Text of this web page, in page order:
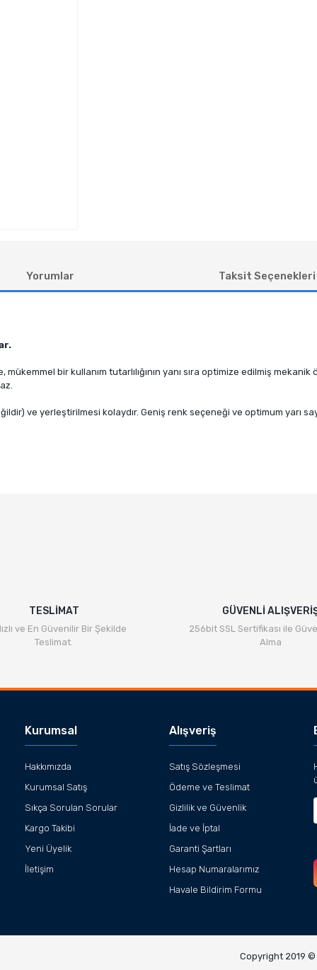
Yorumlar Taksit Seçenekleri
bir kullanım tutarlılığının yanı sıra optimize edilmiş
ve yerleştirilmesi kolaydır. Geniş renk seçeneği ve optimum yarı
TESLİMAT
ve En Güvenilir Bir Şekilde
Teslimat.
GÜVENLİ
256bit SSL Sertifikası ile
Alma
Kurumsal
Hakkımızda
Kurumsal Satış
Sıkça Sorulan Sorular
Kargo Takibi
Yeni Üyelik
İletişim
Alışveriş
Satış Sözleşmesi
Ödeme ve Teslimat
Gizlilik ve Güvenlik
İade ve İptal
Garanti Şartları
Hesap Numaralarımız
Havale Bildirim Formu
Copyright 2019 ©